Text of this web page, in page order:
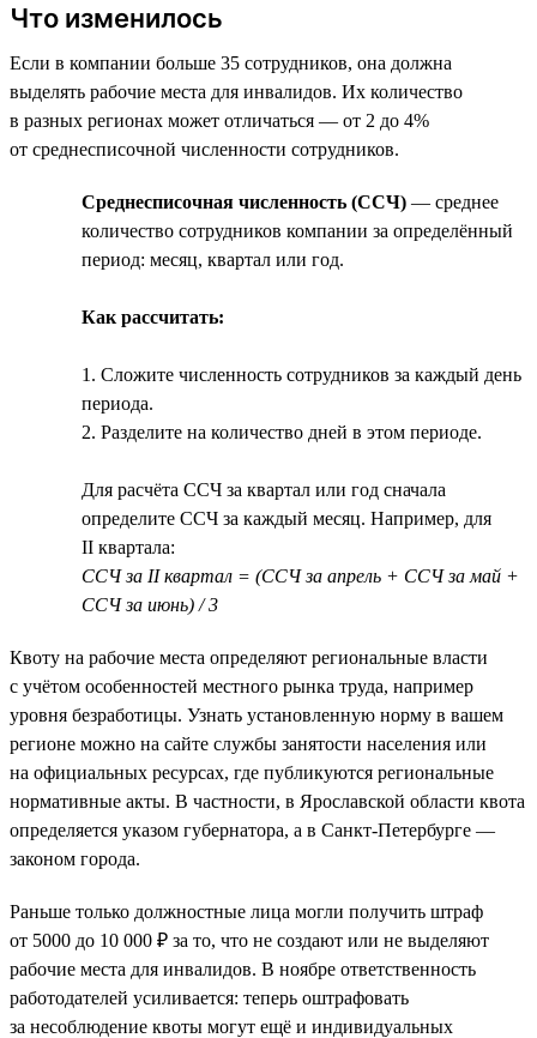
Что изменилось
Если в компании больше 35 сотрудников, она должна
выделять рабочие места для инвалидов. Их количество
в разных регионах может отличаться — от 2 до 4%
от среднесписочной численности сотрудников.
Среднесписочная численность (ССЧ) — среднее
количество сотрудников компании за определённый
период: месяц, квартал или год.
Как рассчитать:
1. Сложите численность сотрудников за каждый день
периода.
2. Разделите на количество дней в этом периоде.
Для расчёта ССЧ за квартал или год сначала
определите ССЧ за каждый месяц. Например, для
II квартала:
ССЧ за II квартал = (ССЧ за апрель + ССЧ за май +
ССЧ за июнь) / 3
Квоту на рабочие места определяют региональные власти
с учётом особенностей местного рынка труда, например
уровня безработицы. Узнать установленную норму в вашем
регионе можно на сайте службы занятости населения или
на официальных ресурсах, где публикуются региональные
нормативные акты. В частности, в Ярославской области квота
определяется указом губернатора, а в Санкт-Петербурге —
законом города.
Раньше только должностные лица могли получить штраф
от 5000 до 10 000 ₽ за то, что не создают или не выделяют
рабочие места для инвалидов. В ноябре ответственность
работодателей усиливается: теперь оштрафовать
за несоблюдение квоты могут ещё и индивидуальных